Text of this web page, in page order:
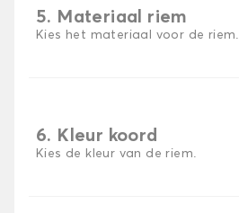
5. Materiaal riem
Kies het materiaal voor de riem.
6. Kleur koord
Kies de kleur van de riem.